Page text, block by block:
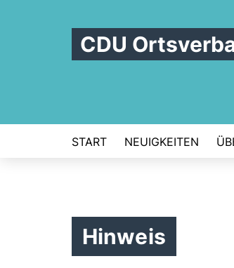
CDU
START NEUIGKEITEN
Hinweis